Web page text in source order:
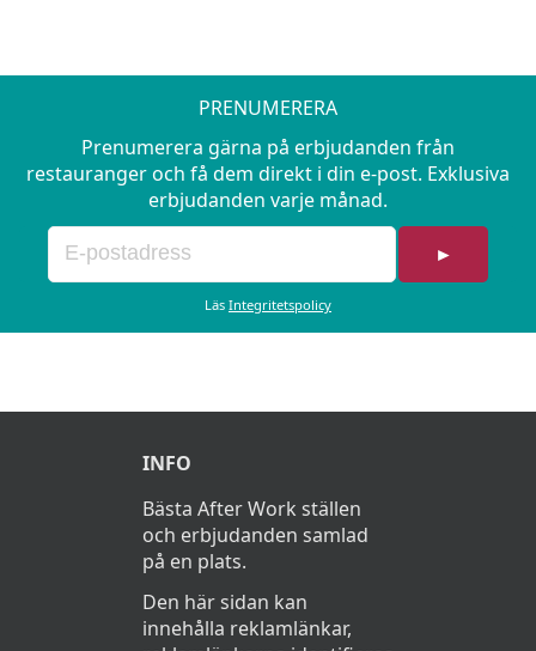
PRENUMERERA
Prenumerera gärna på erbjudanden från
restauranger och få dem direkt i din e-post. Exklusiva
erbjudanden varje månad.
►
Läs Integritetspolicy
INFO
Bästa After Work ställen
och erbjudanden samlad
på en plats.
Den här sidan kan
innehålla reklamlänkar,